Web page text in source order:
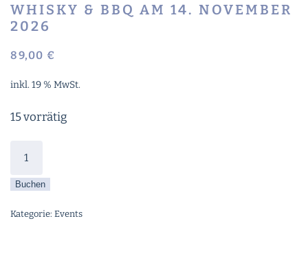
WHISKY & BBQ AM 14. NOVEMBER
2026
89,00 €
inkl. 19 % MwSt.
15 vorrätig
BBQ
Buchen
Kategorie: Events